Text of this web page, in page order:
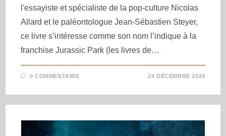
l'essayiste et spécialiste de la pop-culture Nicolas
Allard et le paléontologue Jean-Sébastien Steyer,
ce livre s’intéresse comme son nom l’indique à la
franchise Jurassic Park (les livres de…
0 COMMENTAIRE 24 DÉCEMBRE 2024